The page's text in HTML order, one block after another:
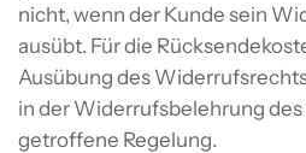
nicht, wenn der Kunde sein
ausübt. Für die
Ausübung des
in der Widerrufsbelehrung
getroffene Regelung.